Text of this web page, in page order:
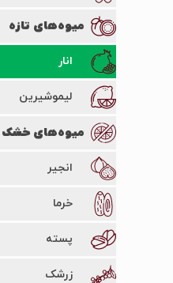
میوه‌های تازه
انار
لیمو‌شیرین
میوه‌های خشک
انجیر
خرما
پسته
زرشک